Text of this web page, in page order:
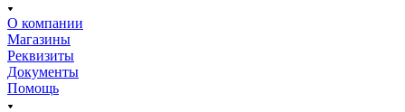
О компании
Магазины
Реквизиты
Документы
Помощь